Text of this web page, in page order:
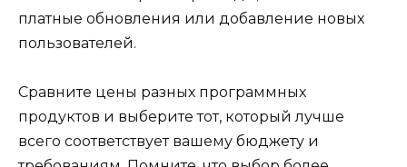
платные обновления или добавление новых
пользователей.
Сравните цены разных программных
продуктов и выберите тот, который лучше
всего соответствует вашему бюджету и